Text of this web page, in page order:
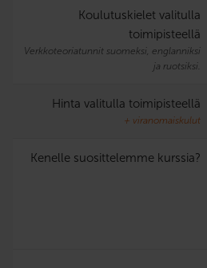
Koulutuskielet valitulla
toimipisteellä
Verkkoteoriatunnit suomeksi, englanniksi
ja ruotsiksi.
Hinta valitulla toimipisteellä
+ viranomaiskulut
Kenelle suosittelemme kurssia?